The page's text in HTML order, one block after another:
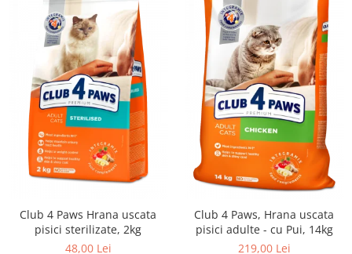
Club 4 Paws Hrana uscata
pisici sterilizate, 2kg
48,00 Lei
Club 4 Paws, Hrana uscata
pisici adulte - cu Pui, 14kg
219,00 Lei